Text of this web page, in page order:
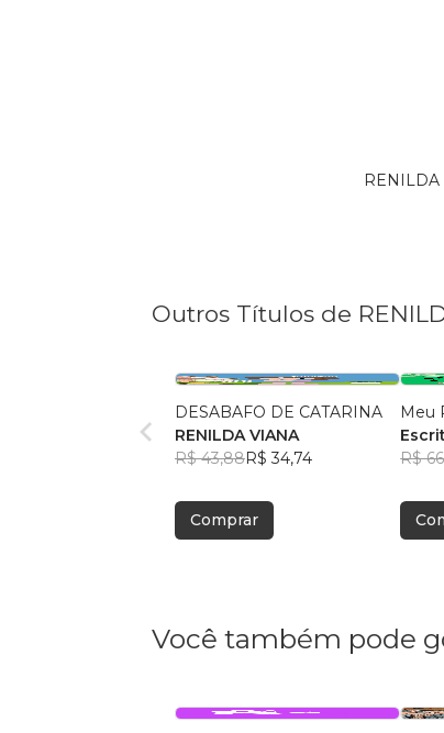
Outros Títulos de
DESABAFO DE CATARINA
RENILDA VIANA
R$ 43,88R$ 34,74
Comprar
Meu
R$
Você também pode